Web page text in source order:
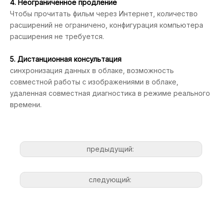
4. Неограниченное продление
Чтобы прочитать фильм через Интернет, количество
расширений не ограничено, конфигурация компьютера
расширения не требуется.
5. Дистанционная консультация
синхронизация данных в облаке, возможность
совместной работы с изображениями в облаке,
удаленная совместная диагностика в режиме реального
времени.
предыдущий:
следующий: